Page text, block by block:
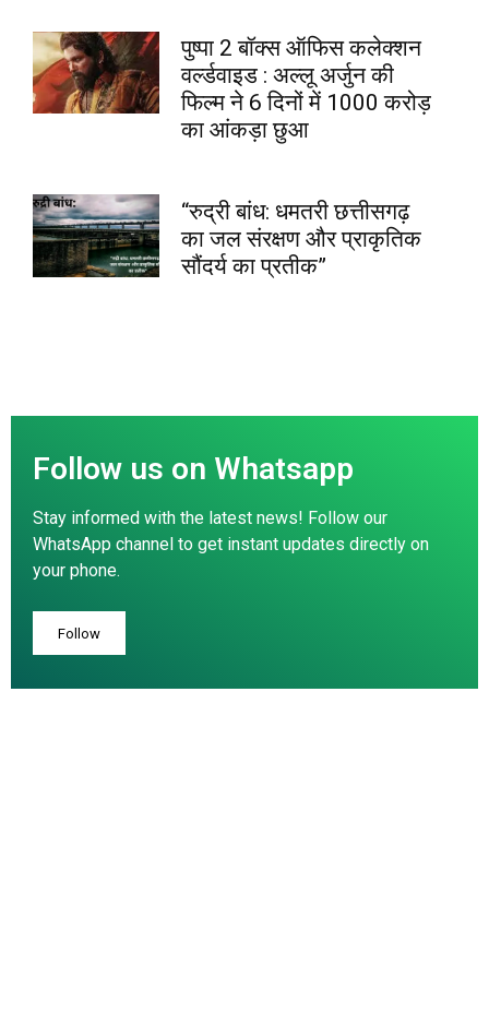
पुष्पा 2 बॉक्स ऑफिस कलेक्शन
वर्ल्डवाइड : अल्लू अर्जुन की
फिल्म ने 6 दिनों में 1000 करोड़
का आंकड़ा छुआ
“रुद्री बांध: धमतरी छत्तीसगढ़
का जल संरक्षण और प्राकृतिक
सौंदर्य का प्रतीक”
Follow us on Whatsapp
Stay informed with the latest news! Follow our
WhatsApp channel to get instant updates directly on
your phone.
Follow